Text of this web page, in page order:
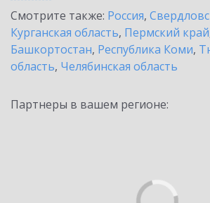
Смотрите также: Россия,
Курганская область, Пермский край
Башкортостан, Республика Коми,
область, Челябинская область
Партнеры в вашем регионе: